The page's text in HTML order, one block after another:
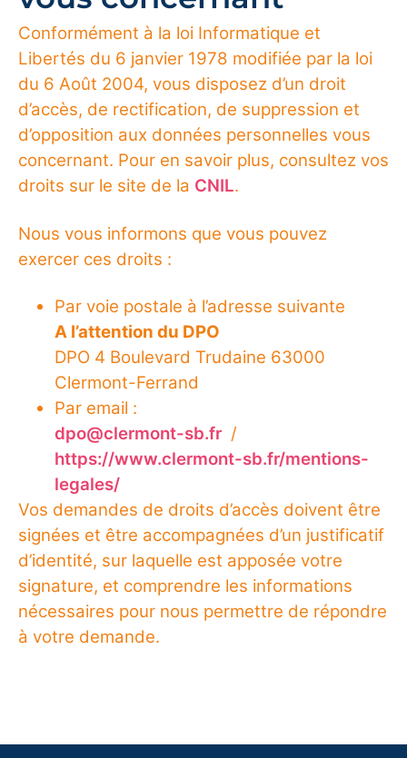
Conformément à la loi Informatique et
Libertés du 6 janvier 1978 modifiée par la loi
du 6 Août 2004, vous disposez d’un droit
d’accès, de rectification, de suppression et
d’opposition aux données personnelles vous
concernant. Pour en savoir plus, consultez vos
droits sur le site de la CNIL.
Nous vous informons que vous pouvez
exercer ces droits :
Par voie postale à l’adresse suivante
A l’attention du DPO
DPO 4 Boulevard Trudaine 63000
Clermont-Ferrand
Par email :
dpo@clermont-sb.fr /
https://www.clermont-sb.fr/mentions-
legales/
Vos demandes de droits d’accès doivent être
signées et être accompagnées d’un justificatif
d’identité, sur laquelle est apposée votre
signature, et comprendre les informations
nécessaires pour nous permettre de répondre
à votre demande.